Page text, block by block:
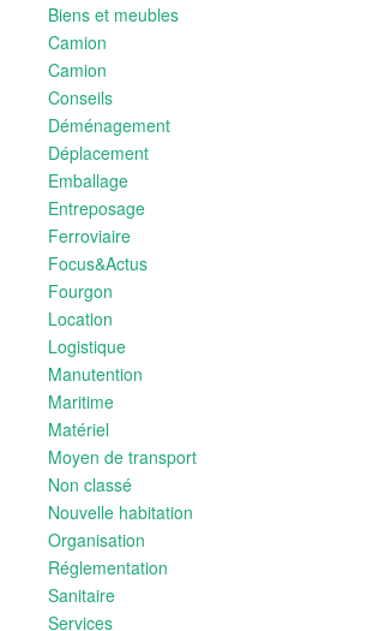
Biens et meubles
Camion
Camion
Conseils
Déménagement
Déplacement
Emballage
Entreposage
Ferroviaire
Focus&Actus
Fourgon
Location
Logistique
Manutention
Maritime
Matériel
Moyen de transport
Non classé
Nouvelle habitation
Organisation
Réglementation
Sanitaire
Services